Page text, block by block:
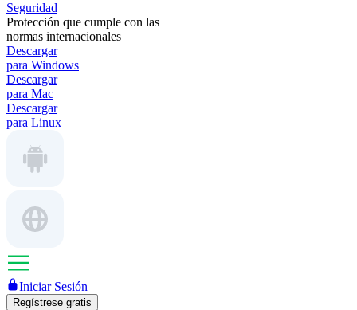
Seguridad
Protección que cumple con las
normas internacionales
Descargar
para Windows
Descargar
para Mac
Descargar
para Linux
Iniciar Sesión
Regístrese gratis